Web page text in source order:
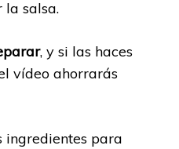
salsa.
, y si las haces
vídeo ahorrarás
ingredientes para